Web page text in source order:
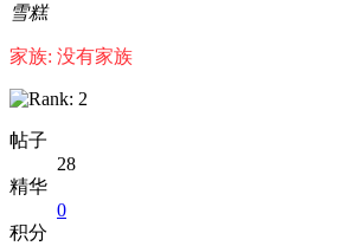
雪糕
家族: 没有家族
帖子
28
精华
0
积分